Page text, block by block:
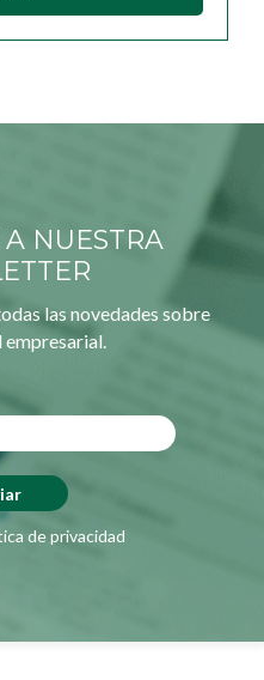
A NUESTRA
las novedades sobre
de privacidad